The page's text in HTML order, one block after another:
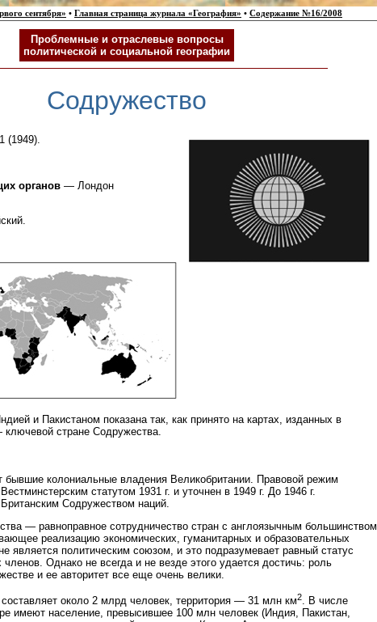
сентября» • Главная страница журнала «География» • Содержание №16/2008
Проблемные и отраслевые вопросы
политической и социальной географии
Содружество
(1949).
органов — Лондон
и Пакистаном показана так, как принято на картах, изданных в
стране Содружества.
бывшие колониальные владения Великобритании. Правовой режим
статутом 1931 г. и уточнен в 1949 г. До 1946 г.
Содружеством наций.
— равноправное сотрудничество стран с англоязычным большинством
реализацию экономических, гуманитарных и образовательных
является политическим союзом, и это подразумевает равный статус
членов. Однако не всегда и не везде этого удается достичь: роль
и ее авторитет все еще очень велики.
около 2 млрд человек, территория — 31 млн км2
. В числе
имеют население, превысившее 100 млн человек (Индия, Пакистан,